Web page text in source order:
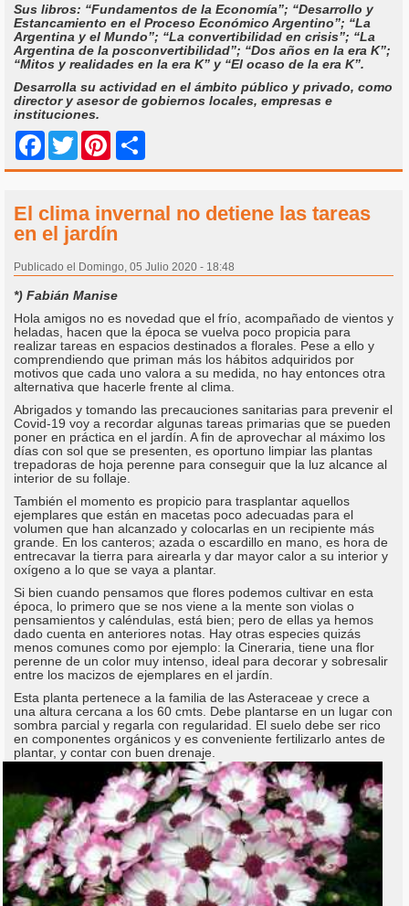
Sus libros: “Fundamentos de la Economía”; “Desarrollo y
Estancamiento en el Proceso Económico Argentino”; “La
Argentina y el Mundo”; “La convertibilidad en crisis”; “La
Argentina de la posconvertibilidad”; “Dos años en la era K”;
“Mitos y realidades en la era K” y “El ocaso de la era K”.
Desarrolla su actividad en el ámbito público y privado, como
director y asesor de gobiernos locales, empresas e
instituciones.
Facebook
Twitter Pinterest
El clima invernal no detiene las tareas
en el jardín
Publicado el Domingo, 05 Julio 2020 - 18:48
*) Fabián Manise
Hola amigos no es novedad que el frío, acompañado de vientos y
heladas, hacen que la época se vuelva poco propicia para
realizar tareas en espacios destinados a florales. Pese a ello y
comprendiendo que priman más los hábitos adquiridos por
motivos que cada uno valora a su medida, no hay entonces otra
alternativa que hacerle frente al clima.
Abrigados y tomando las precauciones sanitarias para prevenir el
Covid-19 voy a recordar algunas tareas primarias que se pueden
poner en práctica en el jardín. A fin de aprovechar al máximo los
días con sol que se presenten, es oportuno limpiar las plantas
trepadoras de hoja perenne para conseguir que la luz alcance al
interior de su follaje.
También el momento es propicio para trasplantar aquellos
ejemplares que están en macetas poco adecuadas para el
volumen que han alcanzado y colocarlas en un recipiente más
grande. En los canteros; azada o escardillo en mano, es hora de
entrecavar la tierra para airearla y dar mayor calor a su interior y
oxígeno a lo que se vaya a plantar.
Si bien cuando pensamos que flores podemos cultivar en esta
época, lo primero que se nos viene a la mente son violas o
pensamientos y caléndulas, está bien; pero de ellas ya hemos
dado cuenta en anteriores notas. Hay otras especies quizás
menos comunes como por ejemplo: la Cineraria, tiene una flor
perenne de un color muy intenso, ideal para decorar y sobresalir
entre los macizos de ejemplares en el jardín.
Esta planta pertenece a la familia de las Asteraceae y crece a
una altura cercana a los 60 cmts. Debe plantarse en un lugar con
sombra parcial y regarla con regularidad. El suelo debe ser rico
en componentes orgánicos y es conveniente fertilizarlo antes de
plantar, y contar con buen drenaje.